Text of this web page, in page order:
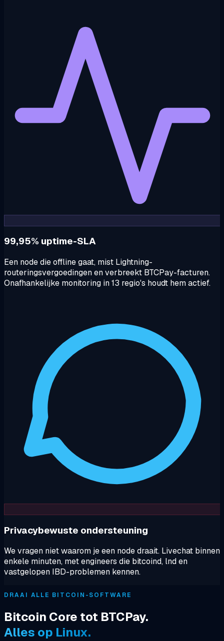
99,95% uptime-SLA
Een node die offline gaat, mist Lightning-
routeringsvergoedingen en verbreekt BTCPay-facturen.
Onafhankelijke monitoring in 13 regio's houdt hem actief.
Privacybewuste ondersteuning
We vragen niet waarom je een node draait. Livechat binnen
enkele minuten, met engineers die bitcoind, lnd en
vastgelopen IBD-problemen kennen.
DRAAI ALLE BITCOIN-SOFTWARE
Bitcoin Core tot BTCPay.
Alles op Linux.